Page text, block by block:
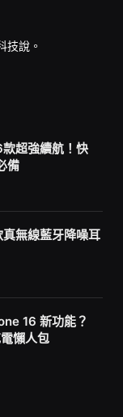
技說。
超強續航！快
備
無線藍牙降噪耳
16 新功能？
懶人包